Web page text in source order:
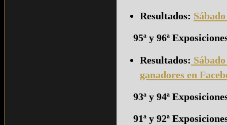
Resultados:
95ª y 96ª
Resultados:
ganadores en
93ª y 94ª
91ª y 92ª